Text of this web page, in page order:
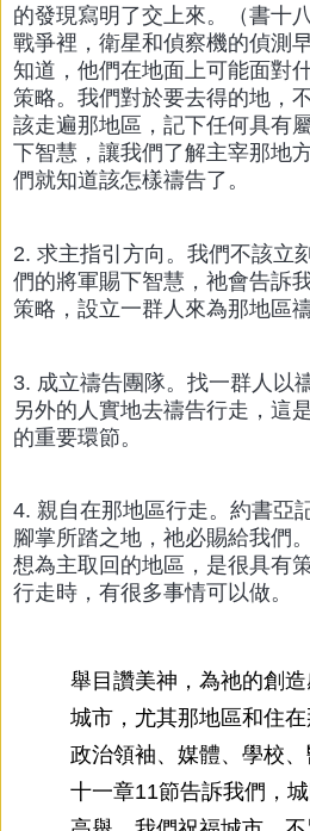
的發現寫明了交上來。（書十
戰爭裡，衛星和偵察機的偵測
知道，他們在地面上可能面對
策略。我們對於要去得的地，
該走遍那地區，記下任何具有
下智慧，讓我們了解主宰那地
們就知道該怎樣禱告了。
2. 求主指引方向。我們不該立
們的將軍賜下智慧，祂會告訴
策略，設立一群人來為那地區禱
3. 成立禱告團隊。找一群人以
另外的人實地去禱告行走，這
的重要環節。
4. 親自在那地區行走。約書亞
腳掌所踏之地，祂必賜給我們
想為主取回的地區，是很具有
行走時，有很多事情可以做。
舉目讚美神，為祂的創
城市，尤其那地區和住
政治領袖、媒體、學校
十一章11節告訴我們，